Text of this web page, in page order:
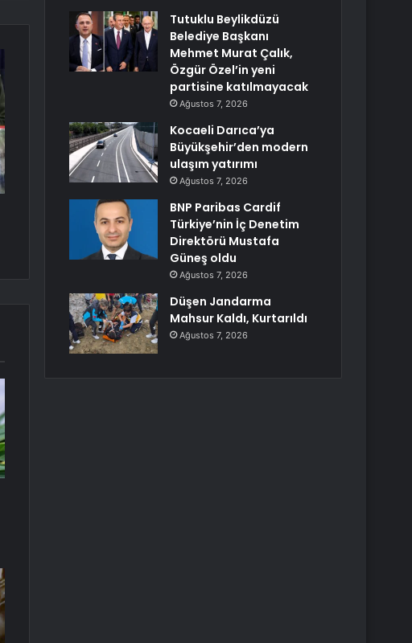
Tutuklu Beylikdüzü
Belediye Başkanı
Mehmet Murat Çalık,
Özgür Özel’in yeni
partisine katılmayacak
Ağustos 7, 2026
Kocaeli Darıca’ya
Büyükşehir’den modern
ulaşım yatırımı
Ağustos 7, 2026
BNP Paribas Cardif
Türkiye’nin İç Denetim
Direktörü Mustafa
Güneş oldu
Ağustos 7, 2026
Düşen Jandarma
Mahsur Kaldı, Kurtarıldı
Ağustos 7, 2026